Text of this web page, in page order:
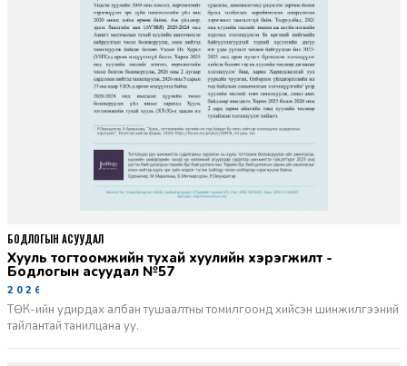
Хууль тогтоомжийн тухай хуулийн хэрэгжилт -
Бодлогын асуудал №57
2026-06-02
ТӨК-ийн удирдах албан тушаалтны томилгоонд хийсэн шинжилгээний
тайлантай танилцана уу.
БОДЛОГЫН АСУУДАЛ